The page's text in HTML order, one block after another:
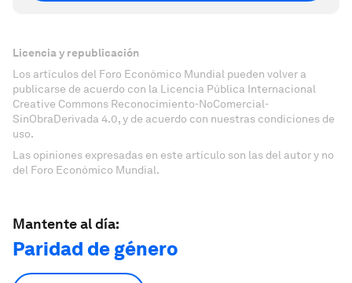
Licencia y republicación
Los artículos del Foro Económico Mundial pueden volver a
publicarse de acuerdo con la Licencia Pública Internacional
Creative Commons Reconocimiento-NoComercial-
SinObraDerivada 4.0, y de acuerdo con nuestras condiciones de
uso.
Las opiniones expresadas en este artículo son las del autor y no
del Foro Económico Mundial.
Mantente al día:
Paridad de género